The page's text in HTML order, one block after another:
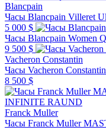
Blancpain
Часы Blancpain Villeret
5 000 $
Часы Blancpain Women
9 500 $
Vacheron Constantin
Часы Vacheron
8 500 $
Franck Muller
Часы Franck Muller